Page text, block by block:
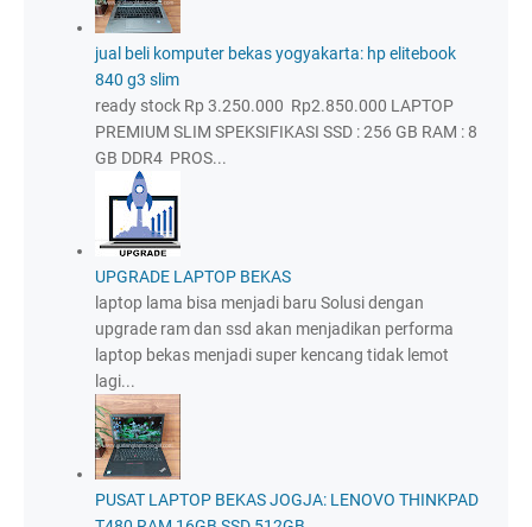
jual beli komputer bekas yogyakarta: hp elitebook
840 g3 slim
ready stock Rp 3.250.000 Rp2.850.000 LAPTOP
PREMIUM SLIM SPEKSIFIKASI SSD : 256 GB RAM : 8
GB DDR4 PROS...
UPGRADE LAPTOP BEKAS
laptop lama bisa menjadi baru Solusi dengan
upgrade ram dan ssd akan menjadikan performa
laptop bekas menjadi super kencang tidak lemot
lagi...
PUSAT LAPTOP BEKAS JOGJA: LENOVO THINKPAD